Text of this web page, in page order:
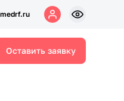
Оставить заявку